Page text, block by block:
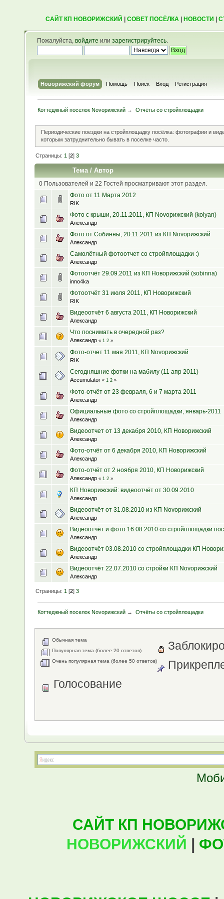
САЙТ КП НОВОРИЖСКИЙ СОВЕТ ПОСЁЛКА| НОВОСТИ
Пожалуйста, войдите или зарегистрируйтесь.
Новорижский форум Помощь Поиск Вход Регистрация
Коттеджный поселок Novoрижский → Отчёты со стройплощадки
Периодические поездки на стройплощадку посёлка: фотографии и
которым затруднительно бывать в поселке часто.
Страницы: 1 [2]3
Тема /Автор
0 Пользователей и 22 Гостей просматривают этот раздел.
Фото от 11 Марта 2012
RIK
Фото с крыши, 20.11.2011, КП Novoрижский (kolyan)
Александр
Фото от Собинны, 20.11.2011 из КП Novoрижский
Александр
Самолётный фотоотчет со стройплощадки :)
Александр
Фотоотчёт 29.09.2011 из КП Новорижский (sobinna)
inno4ka
Фотоотчёт 31 июля 2011, КП Новорижский
RIK
Видеоотчёт 6 августа 2011, КП Новорижский
Александр
Что поснимать в очередной раз?
Александр « 1 2 »
Фото-отчет 11 мая 2011, КП Novoрижский
RIK
Сегодняшние фотки на мабилу (11 апр 2011)
Accumulator « 1 2 »
Фото-отчёт от 23 февраля, 6 и 7 марта 2011
Александр
Официальные фото со стройплощадки, январь-2011
Александр
Видеоотчет от 13 декабря 2010, КП Новорижский
Александр
Фото-отчёт от 6 декабря 2010, КП Новорижский
Александр
Фото-отчёт от 2 ноября 2010, КП Новорижский
Александр « 1 2 »
КП Новорижский: видеоотчёт от 30.09.2010
Александр
Видеоотчёт от 31.08.2010 из КП Novoрижский
Александр
Видеоотчёт и фото 16.08.2010 со стройплощадки
Александр
Видеоотчёт 03.08.2010 со стройплощадки КП
Александр
Видеоотчёт 22.07.2010 со стройки КП Novoрижский
Александр
Страницы: 1 [2]3
Коттеджный поселок Novoрижский → Отчёты со стройплощадки
Обычная тема
Популярная тема (более 20 ответов)
Очень популярная тема (более 50 ответов)
Голосование
САЙТ КП
НОВОРИЖСКИЙ |